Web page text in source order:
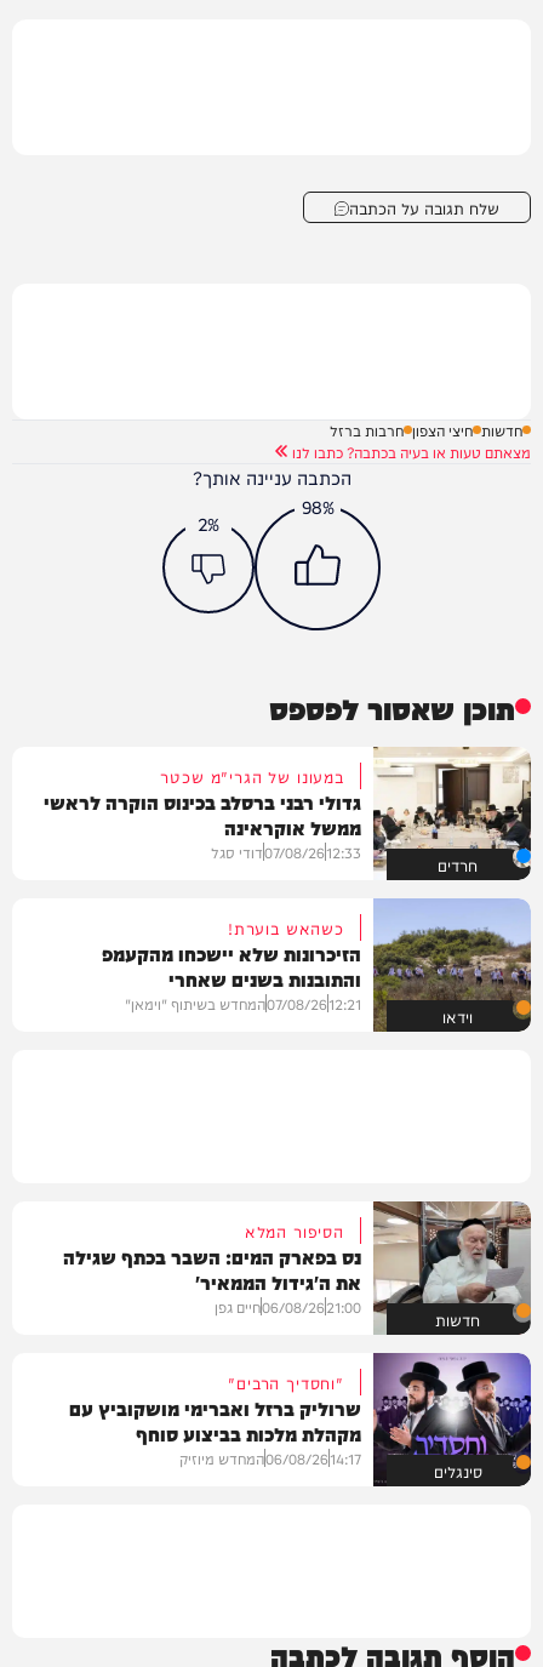
שלח תגובה על הכתבה
חדשות חיצי הצפון חרבות ברזל
מצאתם טעות או בעיה בכתבה? כתבו לנו
הכתבה עניינה אותך?
98%
2%
תוכן שאסור לפספס
חרדים
במעונו של הגרי"מ שכטר
גדולי רבני ברסלב בכינוס הוקרה לראשי
ממשל אוקראינה
12:33
07/08/26דודי סגל
וידאו
כשהאש בוערת!
הזיכרונות שלא יישכחו מהקעמפ
והתובנות בשנים שאחרי
12:21
07/08/26המחדש בשיתוף "וימאן"
חדשות
הסיפור המלא
נס בפארק המים: השבר בכתף שגילה
את ה'גידול הממאיר'
21:00
06/08/26חיים גפן
סינגלים
"וחסדיך הרבים"
שרוליק ברזל ואברימי מושקוביץ עם
מקהלת מלכות בביצוע סוחף
14:17
06/08/26המחדש מיוזיק
הוסף תגובה לכתבה